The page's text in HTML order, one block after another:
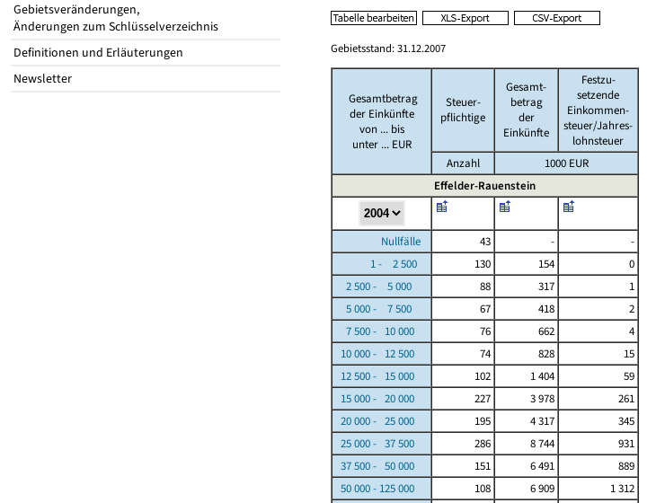
Gebietsveränderungen,
Änderungen zum Schlüsselverzeichnis
Definitionen und Erläuterungen
Newsletter
Gebietsstand: 31.12.2007
Gesamtbetrag
der Einkünfte
von ... bis
unter ... EUR
Steuer-
pflichtige
Gesamt-
betrag
der
Einkünfte
Festzu-
setzende
Einkommen-
steuer/Jahres-
lohnsteuer
Anzahl
1000 EUR
Effelder-Rauenstein
Nullfälle 43 -
-
1 - 2 500
130 154
0
2 500 - 5 000
88 317
1
5 000 - 7 500
67 418
2
7 500 - 10 000
76 662
4
10 000 - 12 500
74 828
15
12 500 - 15 000
102 1 404
59
15 000 - 20 000
227 3 978
261
20 000 - 25 000
195 4 317
345
25 000 - 37 500
286 8 744
931
37 500 - 50 000
151 6 491
889
50 000 - 125 000
108 6 909 1 312